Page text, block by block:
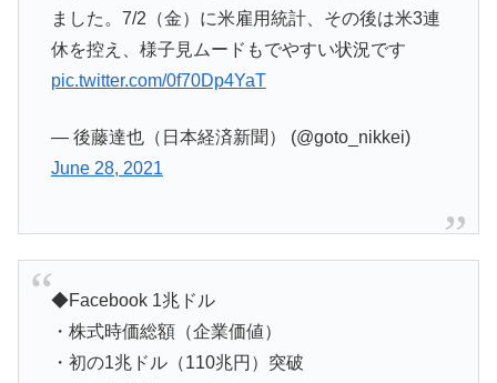
ました。7/2（金）に米雇用統計、その後は米3連
休を控え、様子見ムードもでやすい状況です
pic.twitter.com/0f70Dp4YaT
— 後藤達也（日本経済新聞） (@goto_nikkei)
June 28, 2021
◆Facebook 1兆ドル
・株式時価総額（企業価値）
・初の1兆ドル（110兆円）突破